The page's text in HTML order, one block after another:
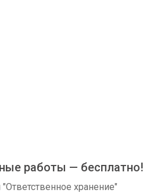
работы — бесплатно!
хранение"